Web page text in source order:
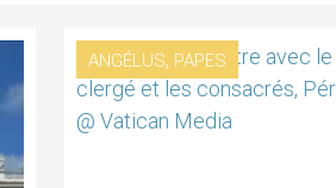
ANGÉLUS, PAPES